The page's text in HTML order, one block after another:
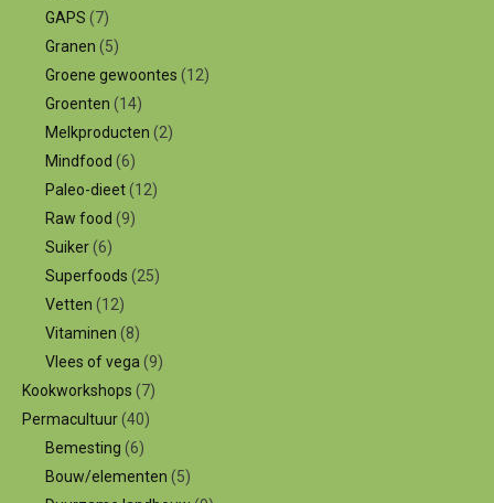
GAPS (7)
Granen (5)
Groene gewoontes (12)
Groenten (14)
Melkproducten (2)
Mindfood (6)
Paleo-dieet(12)
Raw food (9)
Suiker(6)
Superfoods (25)
Vetten (12)
Vitaminen (8)
Vlees of vega(9)
Kookworkshops (7)
Permacultuur(40)
Bemesting (6)
Bouw/elementen (5)